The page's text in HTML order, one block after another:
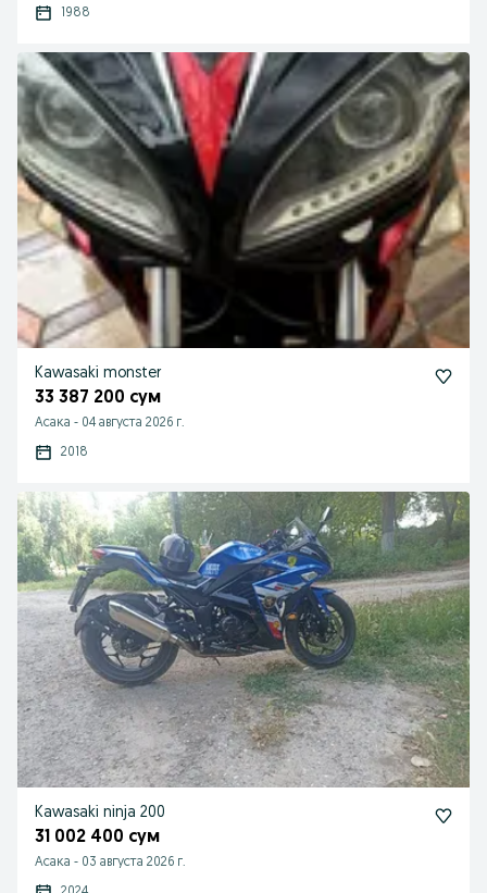
1988
Kawasaki monster
33 387 200 сум
Асака - 04 августа 2026 г.
2018
Kawasaki ninja 200
31 002 400 сум
Асака - 03 августа 2026 г.